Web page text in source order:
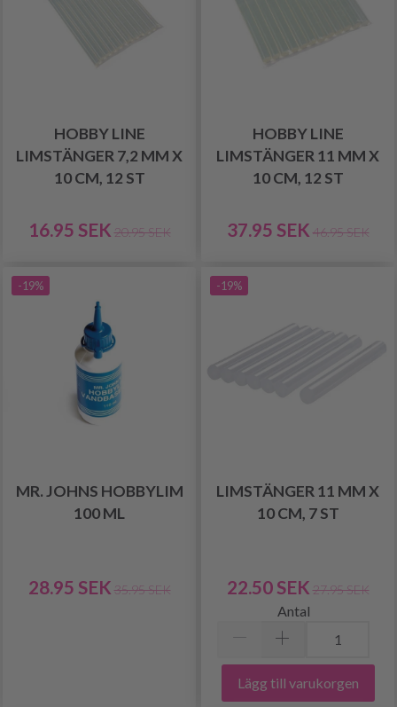
HOBBY LINE
LIMSTÄNGER 7,2 MM X
10 CM, 12 ST
16.95 SEK 20.95 SEK
HOBBY LINE
LIMSTÄNGER 11 MM X
10 CM, 12 ST
37.95 SEK 46.95 SEK
-19%
MR. JOHNS HOBBYLIM
100 ML
28.95 SEK 35.95 SEK
-19%
LIMSTÄNGER 11 MM X
10 CM, 7 ST
22.50 SEK 27.95 SEK
Antal
Lägg till varukorgen